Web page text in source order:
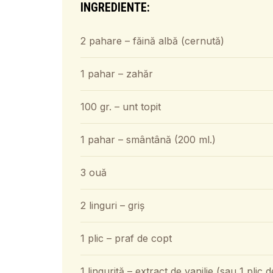
INGREDIENTE:
2 pahare – făină albă (cernută)
1 pahar – zahăr
100 gr. – unt topit
1 pahar – smântână (200 ml.)
3 ouă
2 linguri – griș
1 plic – praf de copt